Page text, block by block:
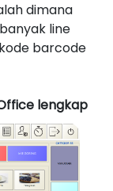
dimana
line
barcode
lengkap